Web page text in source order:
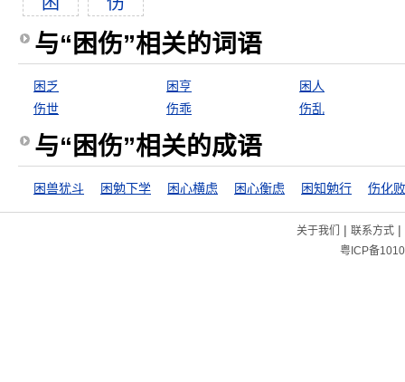
与“困伤”相关的词语
困乏 困亨
困人
伤世
伤乖 伤乱
与“困伤”相关的成语
困兽犹斗 困勉下学 困心横虑 困心衡虑 困知勉行 伤化
关于我们 | 联系方式|
粤ICP备